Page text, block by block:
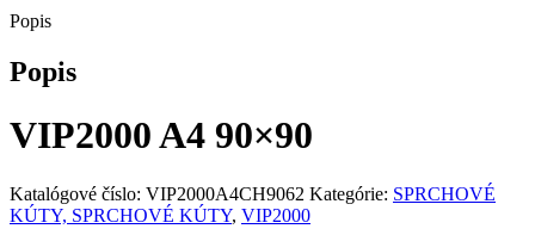
Popis
Popis
VIP2000 A4 90×90
Katalógové číslo: VIP2000A4CH9062 Kategórie: SPRCHOVÉ
KÚTY, SPRCHOVÉ KÚTY, VIP2000